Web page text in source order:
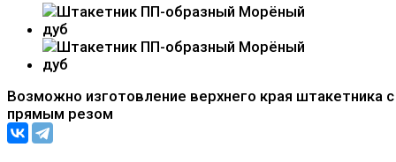
Возможно изготовление верхнего края штакетника с
прямым резом